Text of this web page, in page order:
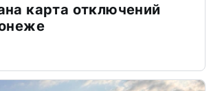
карта отключений